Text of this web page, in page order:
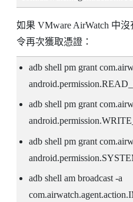
如果 VMware AirWatch中沒
令再次獲取憑證：
adb shell pm grant
adb shell pm grant
adb shell pm grant
adb shell am broadcast -a